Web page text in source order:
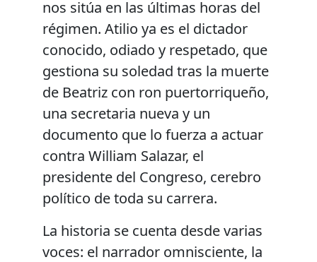
nos sitúa en las últimas horas del
régimen. Atilio ya es el dictador
conocido, odiado y respetado, que
gestiona su soledad tras la muerte
de Beatriz con ron puertorriqueño,
una secretaria nueva y un
documento que lo fuerza a actuar
contra William Salazar, el
presidente del Congreso, cerebro
político de toda su carrera.
La historia se cuenta desde varias
voces: el narrador omnisciente, la